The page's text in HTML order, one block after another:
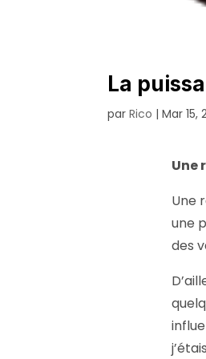
La
parRico |Mar 15,
Une
Une
une
des